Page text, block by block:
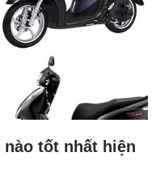
tốt nhất hiện